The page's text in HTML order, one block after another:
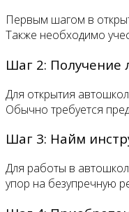
Первым шагом в
Также необходимо
Шаг 2: Получение
Для открытия
Обычно требуется
Шаг 3: Найм
Для работы в
упор на безупречную